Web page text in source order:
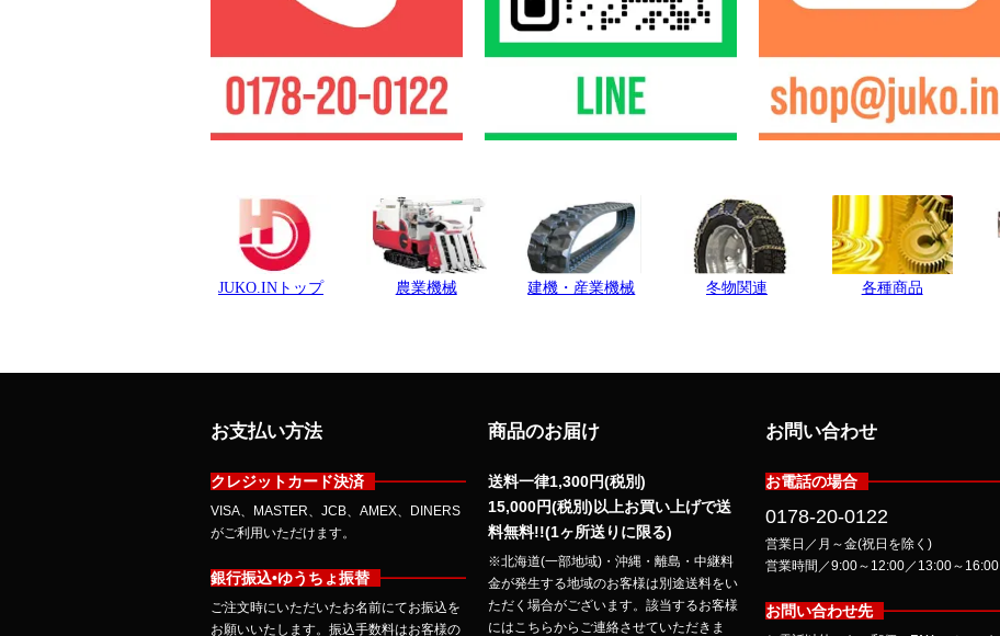
お支払い方法
クレジットカード決済
VISA、MASTER、JCB、AMEX、DINERS
がご利用いただけます。
銀行振込•ゆうちょ振替
ご注文時にいただいたお名前にてお振込を
お願いいたします。振込手数料はお客様の
商品のお届け
送料一律1,300円(税別)
15,000円(税別)以上お買い上げで送
料無料!!(1ヶ所送りに限る)
※北海道(一部地域)・沖縄・離島・中継料
金が発生する地域のお客様は別途送料をい
ただく場合がございます。該当するお客様
にはこちらからご連絡させていただきま
お問い合わせ
お電話の場合
0178-20-0122
営業日／月～金(祝日を除く)
営業時間／9:00～12:00／13:00～16:00
お問い合わせ先